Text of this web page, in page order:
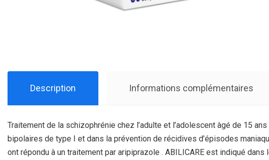
Description Informations complémentaires
Traitement de la schizophrénie chez l’adulte et l’adolescent àgé de 15
bipolaires de type I et dans la prévention de récidives d’épisodes
ont répondu à un traitement par aripiprazole . ABILICARE est indiqué